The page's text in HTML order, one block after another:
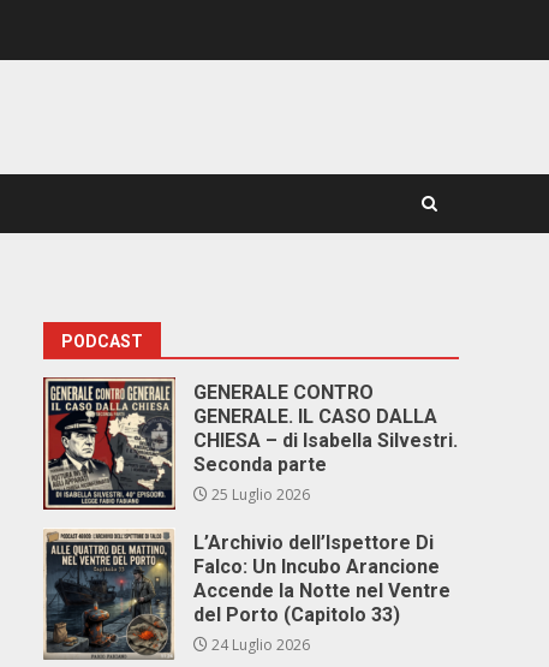
PODCAST
GENERALE CONTRO
GENERALE. IL CASO DALLA
CHIESA – di Isabella Silvestri.
Seconda parte
25 Luglio 2026
L’Archivio dell’Ispettore Di
Falco: Un Incubo Arancione
Accende la Notte nel Ventre
del Porto (Capitolo 33)
24 Luglio 2026